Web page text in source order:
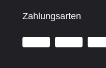
Zahlungsarten